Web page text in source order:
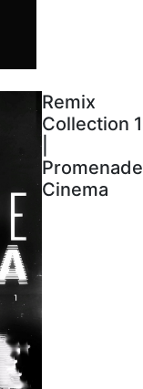
Remix
Collection 1
Promenade
Cinema